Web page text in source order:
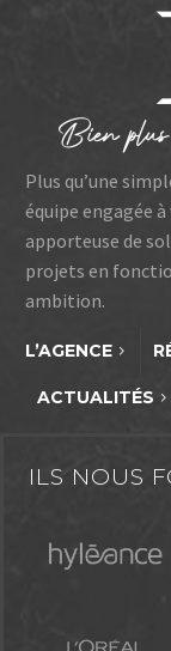
Plus qu’une
équipe engagée
apporteuse de
projets en
ambition.
L’AGENCE
ACTUALITÉS
ILS NOUS